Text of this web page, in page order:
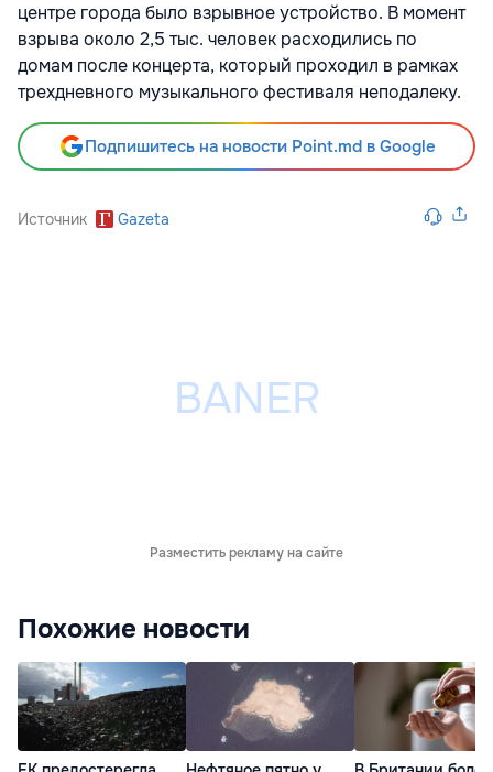
центре города было взрывное устройство. В момент
взрыва около 2,5 тыс. человек расходились по
домам после концерта, который проходил в рамках
трехдневного музыкального фестиваля неподалеку.
Подпишитесь на новости Point.md в Google
Источник Gazeta
Разместить рекламу на сайте
Похожие новости